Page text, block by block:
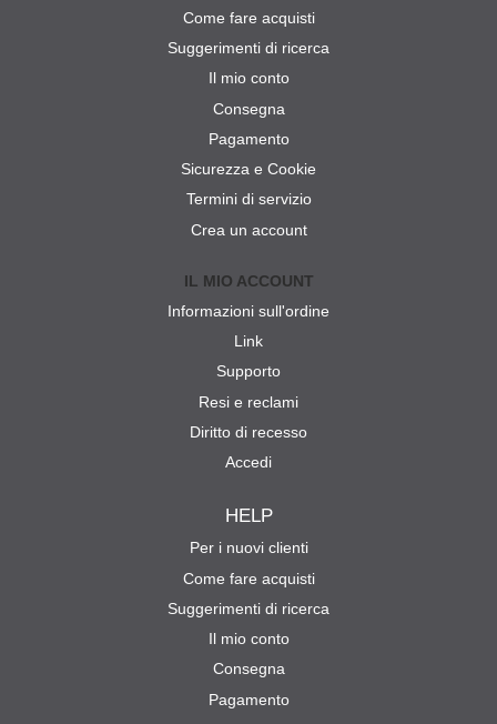
Come fare acquisti
Suggerimenti di ricerca
Il mio conto
Consegna
Pagamento
Sicurezza e Cookie
Termini di servizio
Crea un account
IL MIO ACCOUNT
Informazioni sull'ordine
Link
Supporto
Resi e reclami
Diritto di recesso
Accedi
HELP
Per i nuovi clienti
Come fare acquisti
Suggerimenti di ricerca
Il mio conto
Consegna
Pagamento